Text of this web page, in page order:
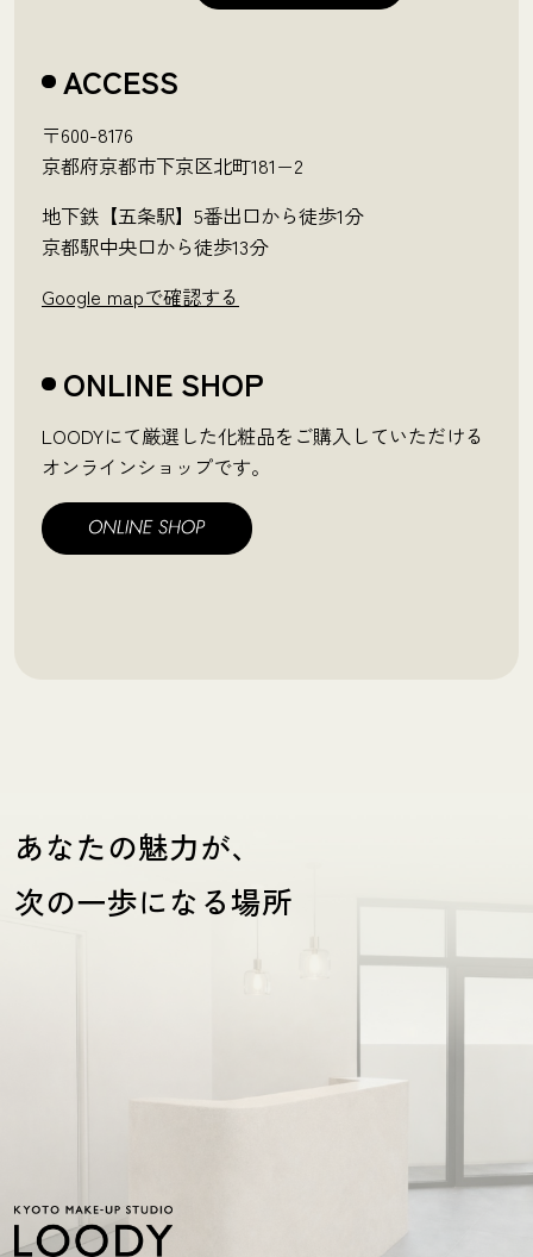
ACCESS
〒600-8176
京都府京都市下京区北町181−2
地下鉄【五条駅】5番出口から徒歩1分
京都駅中央口から徒歩13分
Google mapで確認する
ONLINE SHOP
LOODYにて厳選した化粧品をご購入していただける
オンラインショップです。
あなたの魅力が、
次の一歩になる場所